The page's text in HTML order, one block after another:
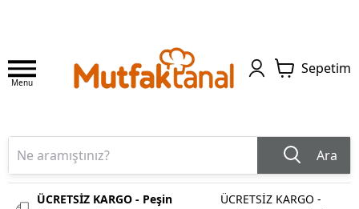
Menu
Sepetim
Ara
ÜCRETSİZ KARGO - Peşin
ÜCRETSİZ KARGO -